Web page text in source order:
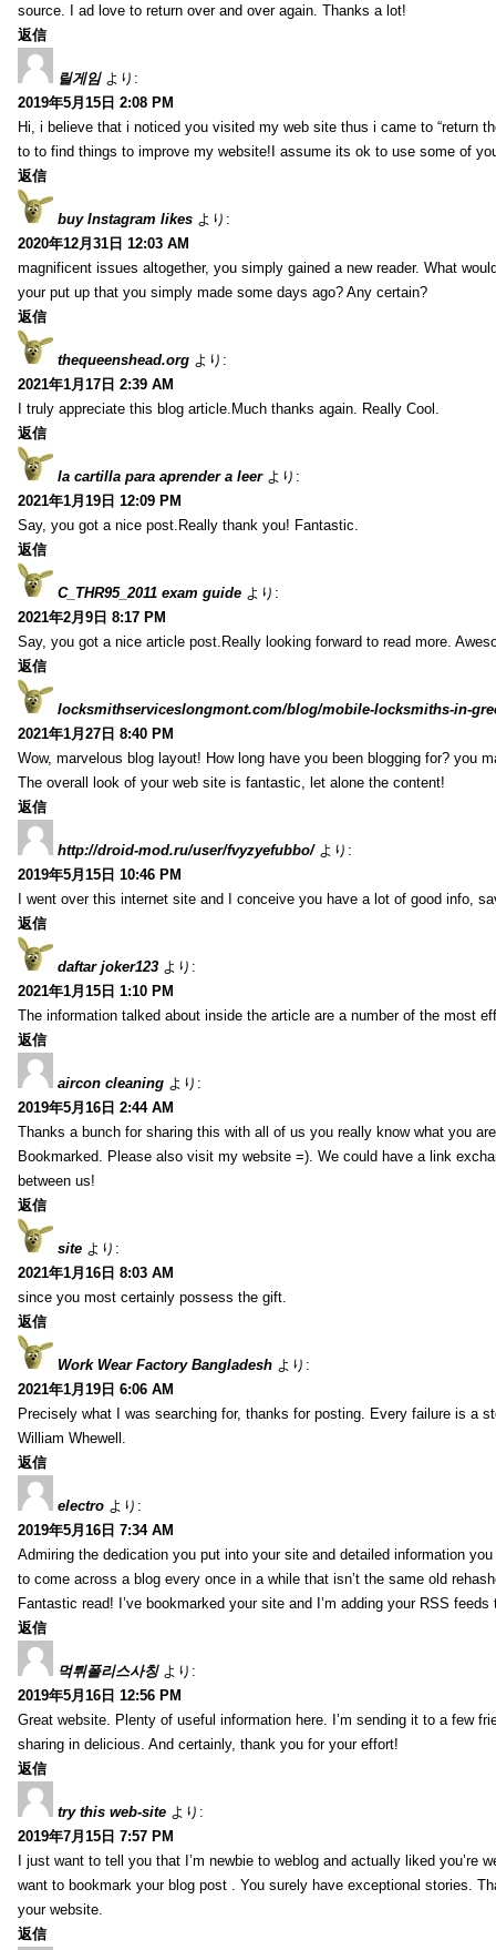
source. I ad love to return over and over again. Thanks a lot!
返信
릴게임 より:
2019年5月15日 2:08 PM
Hi, i believe that i noticed you visited my web site thus i came to “return
to to find things to improve my website!I assume its ok to use some of
返信
buy Instagram likes より:
2020年12月31日 12:03 AM
magnificent issues altogether, you simply gained a new reader. What
your put up that you simply made some days ago? Any certain?
返信
thequeenshead.org より:
2021年1月17日 2:39 AM
I truly appreciate this blog article.Much thanks again. Really Cool.
返信
la cartilla para aprender a leer より:
2021年1月19日 12:09 PM
Say, you got a nice post.Really thank you! Fantastic.
返信
C_THR95_2011 exam guide より:
2021年2月9日 8:17 PM
Say, you got a nice article post.Really looking forward to read more.
返信
locksmithserviceslongmont.com/blog/mobile-locksmiths-in-
2021年1月27日 8:40 PM
Wow, marvelous blog layout! How long have you been blogging for? you
The overall look of your web site is fantastic, let alone the content!
返信
http://droid-mod.ru/user/fvyzyefubbo/ より:
2019年5月15日 10:46 PM
I went over this internet site and I conceive you have a lot of good info,
返信
daftar joker123 より:
2021年1月15日 1:10 PM
The information talked about inside the article are a number of the most
返信
aircon cleaning より:
2019年5月16日 2:44 AM
Thanks a bunch for sharing this with all of us you really know what you
Bookmarked. Please also visit my website =). We could have a link
between us!
返信
site より:
2021年1月16日 8:03 AM
since you most certainly possess the gift.
返信
Work Wear Factory Bangladesh より:
2021年1月19日 6:06 AM
Precisely what I was searching for, thanks for posting. Every failure is a
William Whewell.
返信
electro より:
2019年5月16日 7:34 AM
Admiring the dedication you put into your site and detailed information you
to come across a blog every once in a while that isn’t the same old
Fantastic read! I’ve bookmarked your site and I’m adding your RSS
返信
먹튀폴리스사칭 より:
2019年5月16日 12:56 PM
Great website. Plenty of useful information here. I’m sending it to a few
sharing in delicious. And certainly, thank you for your effort!
返信
try this web-site より:
2019年7月15日 7:57 PM
I just want to tell you that I’m newbie to weblog and actually liked you’re
want to bookmark your blog post . You surely have exceptional stories.
your website.
返信